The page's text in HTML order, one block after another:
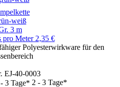
weiß
3 m
pro Meter 2,35 €
Polyesterwirkware für den
EJ-40-0003
2 - 3 Tage*